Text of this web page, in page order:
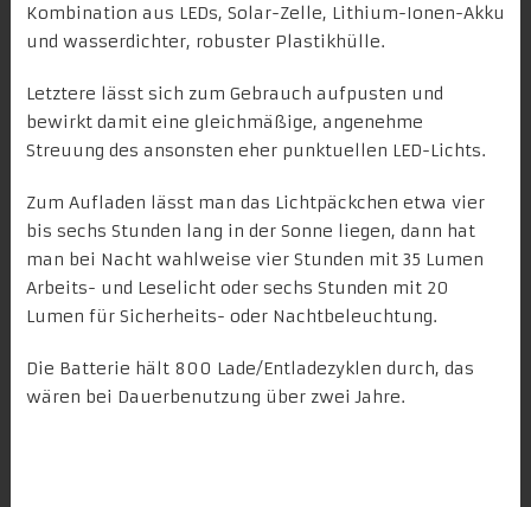
Kombination aus LEDs, Solar-Zelle, Lithium-Ionen-Akku
und wasserdichter, robuster Plastikhülle.
Letztere lässt sich zum Gebrauch aufpusten und
bewirkt damit eine gleichmäßige, angenehme
Streuung des ansonsten eher punktuellen LED-Lichts.
Zum Aufladen lässt man das Lichtpäckchen etwa vier
bis sechs Stunden lang in der Sonne liegen, dann hat
man bei Nacht wahlweise vier Stunden mit 35 Lumen
Arbeits- und Leselicht oder sechs Stunden mit 20
Lumen für Sicherheits- oder Nachtbeleuchtung.
Die Batterie hält 800 Lade/Entladezyklen durch, das
wären bei Dauerbenutzung über zwei Jahre.